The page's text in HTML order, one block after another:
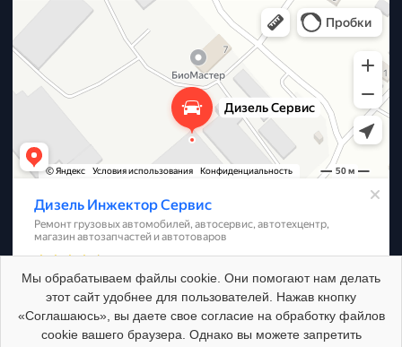
Дизель Инжектор Сервис
Мы обрабатываем файлы cookie. Они помогают нам делать
этот сайт удобнее для пользователей. Нажав кнопку
«Соглашаюсь», вы даете свое согласие на обработку файлов
cookie вашего браузера. Однако вы можете запретить